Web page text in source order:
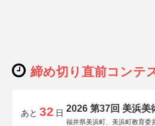
締め切り直前コンテ
あと 32 日 2026 第37回 美浜美
福井県美浜町、美浜町教育委